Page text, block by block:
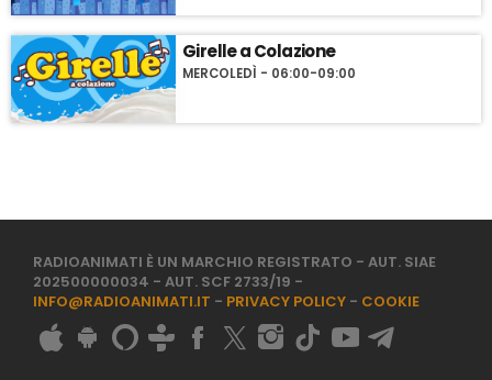
Girelle a Colazione
MERCOLEDÌ - 06:00-09:00
RADIOANIMATI È UN MARCHIO REGISTRATO - AUT. SIAE
202500000034 - AUT. SCF 2733/19 -
INFO@RADIOANIMATI.IT - PRIVACY POLICY - COOKIE